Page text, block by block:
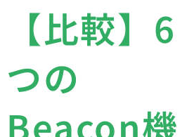
【比較】6
つの
Beacon機